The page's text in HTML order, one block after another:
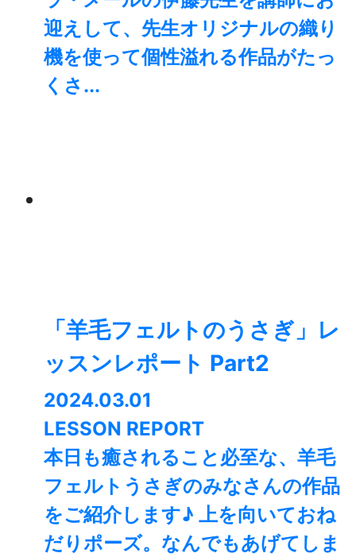
迎えして、先生オリジナルの織り
機を使って個性溢れる作品がたっ
くさ...
「羊毛フェルトのうさぎ」レ
ッスンレポート Part2
2024.03.01
LESSON REPORT
本日も癒されること必至な、羊毛
フェルトうさぎのみなさんの作品
をご紹介します♪ 上を向いておね
だりポーズ。なんでもあげてしま